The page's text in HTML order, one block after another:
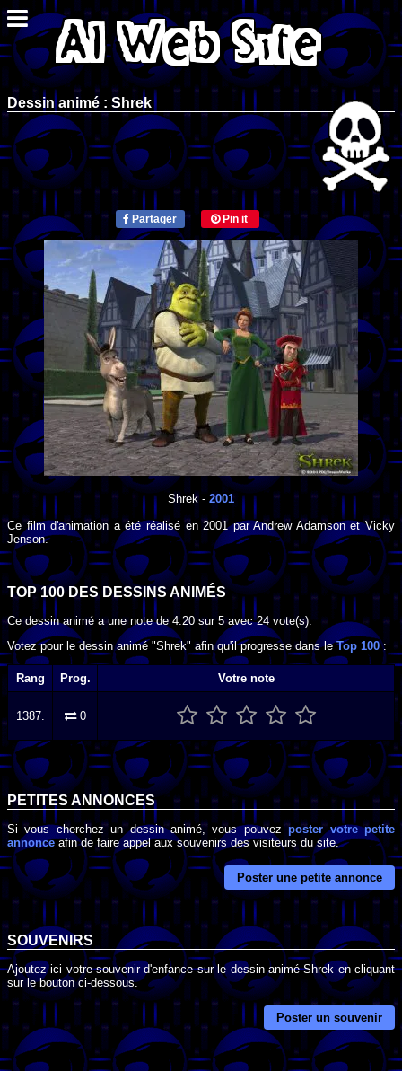
Dessin animé : Shrek
Partager Pin it
Shrek- 2001
Ce film d'animation a été réalisé en2001parAndrew AdamsonetVicky
Jenson.
TOP 100 DESDESSINS ANIMÉS
Ce dessin animé a une note de 4.20sur5avec24 vote(s).
Votez pour le dessin animé "Shrek" afin qu'il progresse dans leTop 100:
Rang Prog. Votre note
1387. 0
PETITES ANNONCES
Si vous cherchez un dessin animé, vous pouvezposter votre petite
annonceafin de faire appel aux souvenirs des visiteurs du site.
Poster une petite annonce
SOUVENIRS
Ajoutez ici votre souvenir d'enfance sur le dessin animé Shrek en cliquant
sur le bouton ci-dessous.
Poster un souvenir